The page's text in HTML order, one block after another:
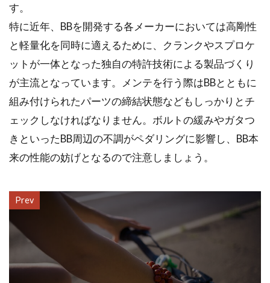
す。
特に近年、BBを開発する各メーカーにおいては高剛性
と軽量化を同時に適えるために、クランクやスプロケ
ットが一体となった独自の特許技術による製品づくり
が主流となっています。メンテを行う際はBBとともに
組み付けられたパーツの締結状態などもしっかりとチ
ェックしなければなりません。ボルトの緩みやガタつ
きといったBB周辺の不調がペダリングに影響し、BB本
来の性能の妨げとなるので注意しましょう。
Prev